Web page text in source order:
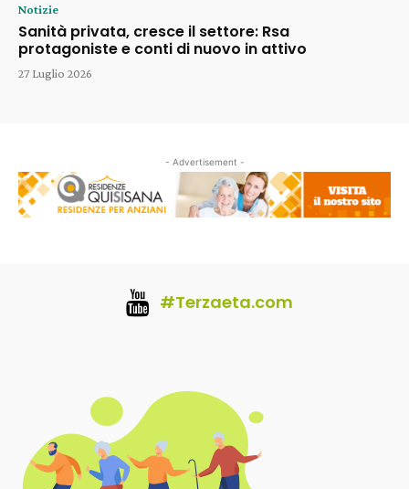
Notizie
Sanità privata, cresce il settore: Rsa
protagoniste e conti di nuovo in attivo
27 Luglio 2026
- Advertisement -
#Terzaeta.com